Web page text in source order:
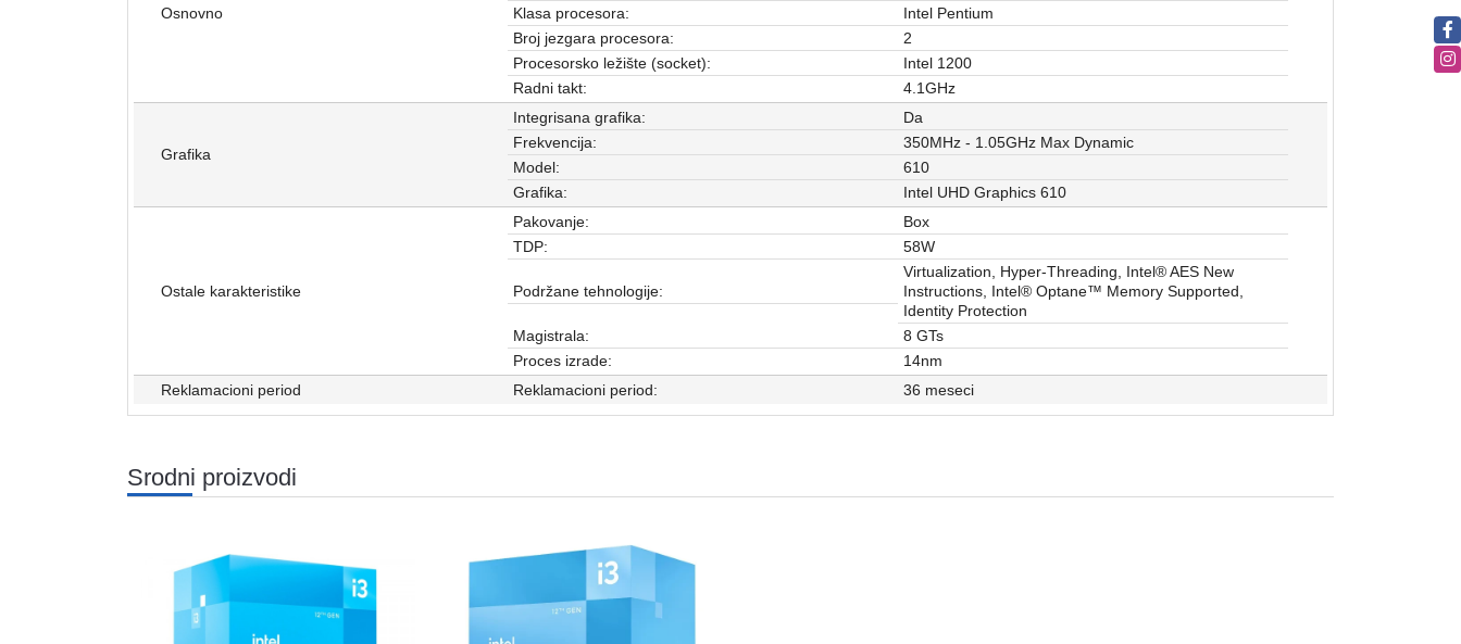
Osnovno
Klasa procesora:
Intel Pentium
Broj jezgara procesora:
2
Procesorsko ležište (socket):
Intel 1200
Radni takt:
4.1GHz
Grafika
Integrisana grafika:
Da
Frekvencija:
350MHz - 1.05GHz Max Dynamic
Model:
610
Grafika:
Intel UHD Graphics 610
Ostale karakteristike
Pakovanje:
Box
TDP:
58W
Podržane tehnologije:
Virtualization, Hyper-Threading, Intel® AES New
Instructions, Intel® Optane™ Memory Supported,
Identity Protection
Magistrala:
8 GTs
Proces izrade:
14nm
Reklamacioni period
Reklamacioni period: 36 meseci
Srodni proizvodi